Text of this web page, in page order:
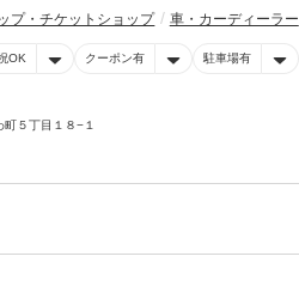
プ・チケットショップ 車・カーディーラー
OK クーポン有 駐車場有
５丁目１８−１